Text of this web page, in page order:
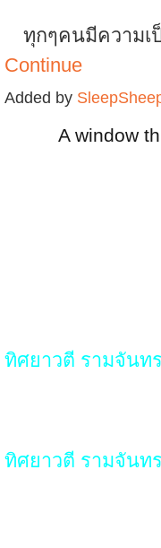
ทุกๆคนมีความเ
Continue
Added by
A window
ทิศยาวตี รามจันท
ทิศยาวตี รามจันท